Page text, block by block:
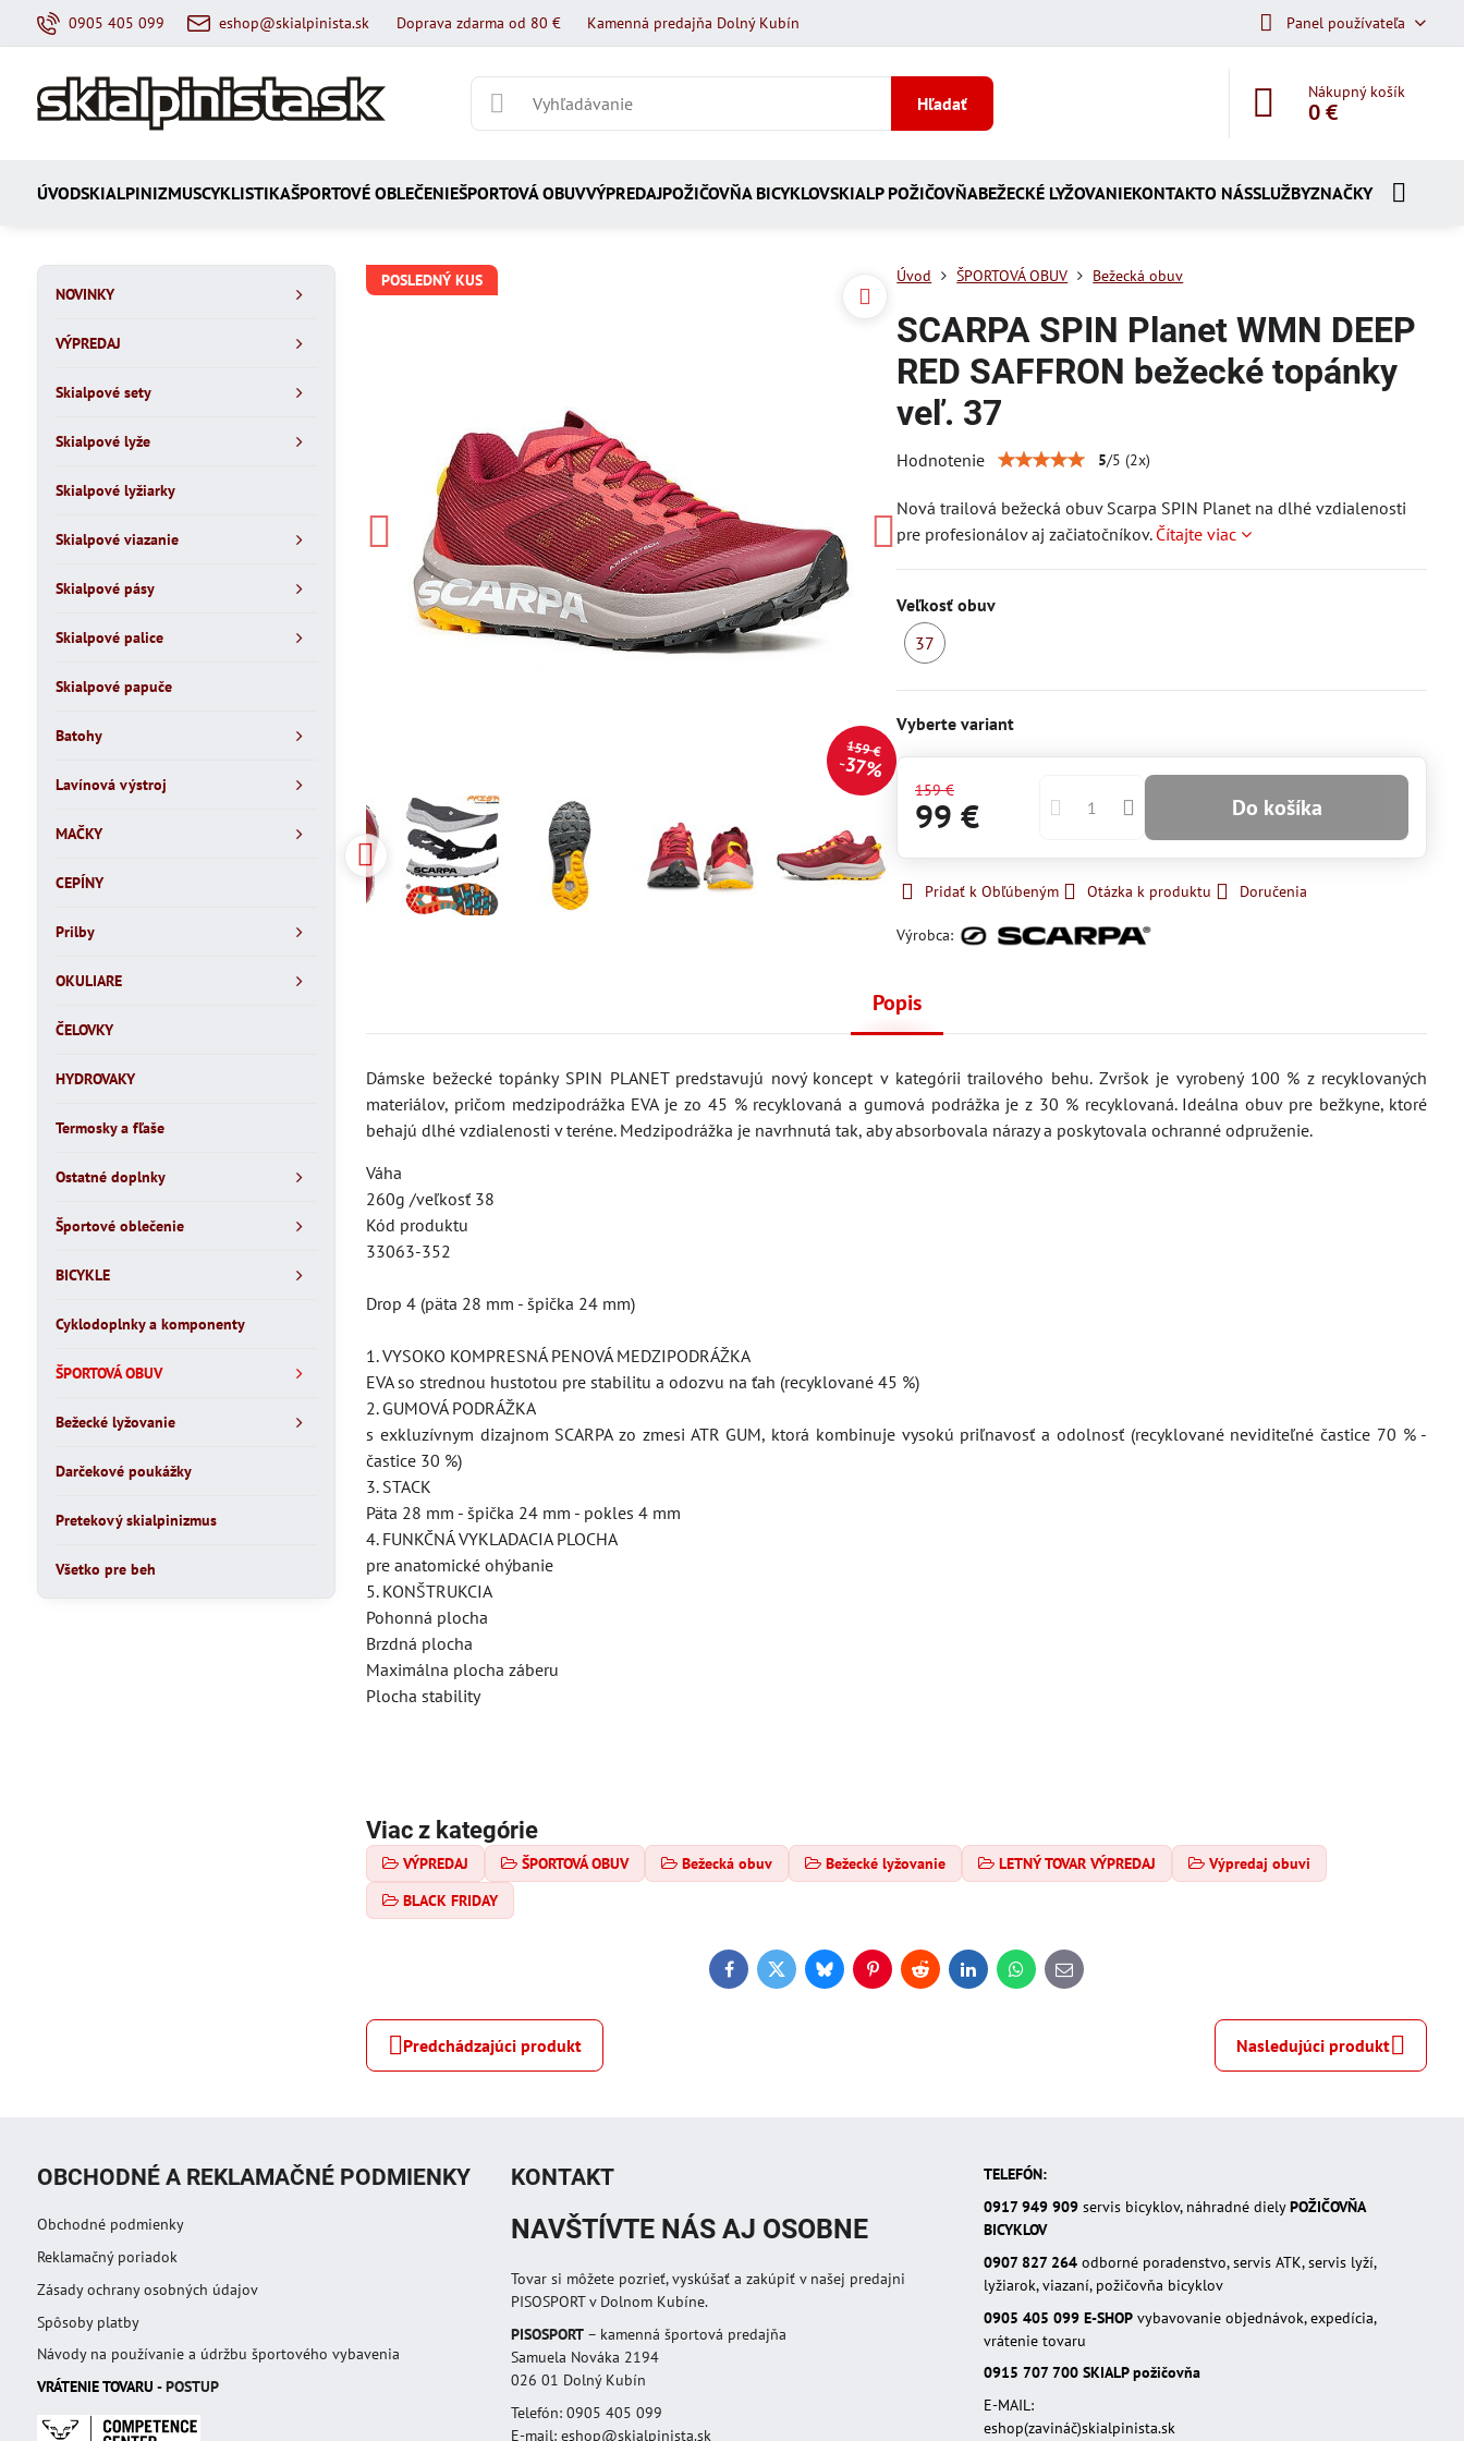
0905 405 099 eshop@skialpinista.sk Doprava zdarma od 80 € Kamenná predajňa Dolný Kubín Panel používateľa
Hľadať
Nákupný košík
0 €
ÚVODSKIALPINIZMUSCYKLISTIKAŠPORTOVÉ OBLEČENIEŠPORTOVÁ OBUVVÝPREDAJPOŽIČOVŇA BICYKLOVSKIALP POŽIČOVŇABEŽECKÉ LYŽOVANIEKONTAKTO NÁSSLUŽBYZNAČKY
POSLEDNÝ KUS
159 €
37%
Úvod ŠPORTOVÁ OBUV Bežecká obuv
SCARPA SPIN Planet WMN DEEP
RED SAFFRON bežecké topánky
veľ. 37
Hodnotenie 5/5 (2x)
Nová trailová bežecká obuv Scarpa SPIN Planet na dlhé vzdialenosti
pre profesionálov aj začiatočníkov. Čítajte viac
Veľkosť obuv
37
Vyberte variant
159 €
99 € Do košíka
Pridať k Obľúbeným Otázka k produktu Doručenia
Výrobca:
Popis
Dámske bežecké topánky SPIN PLANET predstavujú nový koncept v kategórii trailového behu. Zvršok je vyrobený 100 % z recyklovaných
materiálov, pričom medzipodrážka EVA je zo 45 % recyklovaná a gumová podrážka je z 30 % recyklovaná. Ideálna obuv pre bežkyne, ktoré
behajú dlhé vzdialenosti v teréne. Medzipodrážka je navrhnutá tak, aby absorbovala nárazy a poskytovala ochranné odpruženie.
Váha
260g /veľkosť 38
Kód produktu
33063-352
Drop 4 (päta 28 mm - špička 24 mm)
1. VYSOKO KOMPRESNÁ PENOVÁ MEDZIPODRÁŽKA
EVA so strednou hustotou pre stabilitu a odozvu na ťah (recyklované 45 %)
2. GUMOVÁ PODRÁŽKA
s exkluzívnym dizajnom SCARPA zo zmesi ATR GUM, ktorá kombinuje vysokú priľnavosť a odolnosť (recyklované neviditeľné častice 70 % -
častice 30 %)
3. STACK
Päta 28 mm - špička 24 mm - pokles 4 mm
4. FUNKČNÁ VYKLADACIA PLOCHA
pre anatomické ohýbanie
5. KONŠTRUKCIA
Pohonná plocha
Brzdná plocha
Maximálna plocha záberu
Plocha stability
Viac z kategórie
VÝPREDAJ ŠPORTOVÁ OBUV Bežecká obuv Bežecké lyžovanie LETNÝ TOVAR VÝPREDAJ
Výpredaj obuvi
BLACK FRIDAY
FacebookTwitterBlueskyPinterestRedditLinkedInWhatsApp
E-
mail
Predchádzajúci produkt Nasledujúci produkt
NOVINKY
VÝPREDAJ
Skialpové sety
Skialpové lyže
Skialpové lyžiarky
Skialpové viazanie
Skialpové pásy
Skialpové palice
Skialpové papuče
Batohy
Lavínová výstroj
MAČKY
CEPÍNY
Prilby
OKULIARE
ČELOVKY
HYDROVAKY
Termosky a fľaše
Ostatné doplnky
Športové oblečenie
BICYKLE
Cyklodoplnky a komponenty
ŠPORTOVÁ OBUV
Bežecké lyžovanie
Darčekové poukážky
Pretekový skialpinizmus
Všetko pre beh
OBCHODNÉ A REKLAMAČNÉ PODMIENKY
Obchodné podmienky
Reklamačný poriadok
Zásady ochrany osobných údajov
Spôsoby platby
Návody na používanie a údržbu športového vybavenia
VRÁTENIE TOVARU - POSTUP
KONTAKT
NAVŠTÍVTE NÁS AJ OSOBNE
Tovar si môžete pozrieť, vyskúšať a zakúpiť v našej predajni
PISOSPORT v Dolnom Kubíne.
PISOSPORT– kamenná športová predajňa
Samuela Nováka 2194
026 01 Dolný Kubín
Telefón: 0905 405 099
E-mail: eshop@skialpinista.sk
TELEFÓN:
0917 949 909 servis bicyklov, náhradné dielyPOŽIČOVŇA
BICYKLOV
0907 827 264odborné poradenstvo, servis ATK, servis lyží,
lyžiarok, viazaní, požičovňa bicyklov
0905 405 099 E-SHOP vybavovanie objednávok, expedícia,
vrátenie tovaru
0915 707 700SKIALP požičovňa
E-MAIL:
eshop(zavináč)skialpinista.sk